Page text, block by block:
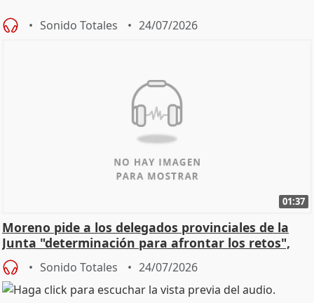
Sonido Totales 24/07/2026
01:37
Moreno pide a los delegados provinciales de la
Junta "determinación para afrontar los retos",
diálog
Sonido Totales 24/07/2026